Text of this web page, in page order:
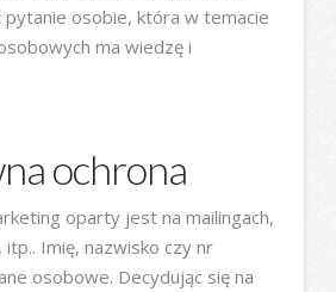
pytanie osobie, która w temacie
ma wiedzę i
ochrona
oparty jest na mailingach,
itp.. Imię, nazwisko czy nr
osobowe. Decydując się na